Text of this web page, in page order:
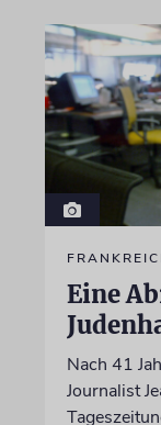
Eine
Nach 41
Journalist